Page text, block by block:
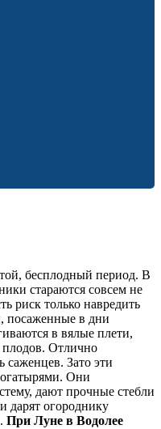
бесплодный период. В
стараются совсем не
риск только навредить
посаженные в дни
в вялые плети,
плодов. Отлично
саженцев. Зато эти
Они
дают прочные стебли
дарят огороднику
При Луне в Водолее